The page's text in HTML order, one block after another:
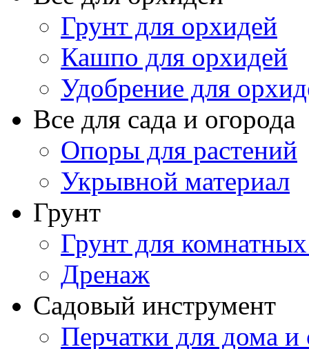
Грунт для орхидей
Кашпо для орхидей
Удобрение для
Все для сада и огорода
Опоры для растений
Укрывной материал
Грунт
Грунт для
Дренаж
Садовый инструмент
Перчатки для дома и